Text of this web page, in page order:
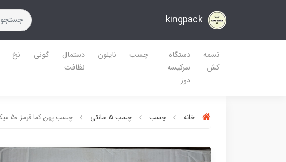
kingpack
تسمه
کش
دستگاه
سرکیسه
دوز
چسب نایلون
دستمال
نظافت
گونی نخ
خانه چسب چسب 5 سانتی چسب پهن کما قرمز ۵۰ میکرون بی‌صدا – محصول وارداتی ساخت چین (کارتن ۶۰ تایی)